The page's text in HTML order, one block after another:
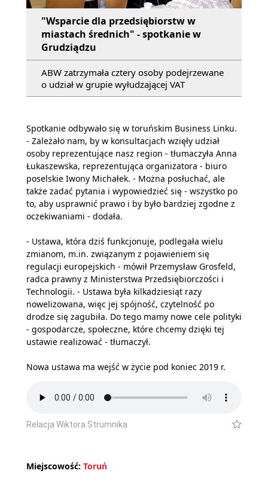
"Wsparcie dla przedsiębiorstw w
miastach średnich" - spotkanie w
Grudziądzu
ABW zatrzymała cztery osoby podejrzewane
o udział w grupie wyłudzającej VAT
Spotkanie odbywało się w toruńskim Business Linku.
- Zależało nam, by w konsultacjach wzięły udział
osoby reprezentujące nasz region - tłumaczyła Anna
Łukaszewska, reprezentująca organizatora - biuro
poselskie Iwony Michałek. - Można posłuchać, ale
także zadać pytania i wypowiedzieć się - wszystko po
to, aby usprawnić prawo i by było bardziej zgodne z
oczekiwaniami - dodała.
- Ustawa, która dziś funkcjonuje, podlegała wielu
zmianom, m.in. związanym z pojawieniem się
regulacji europejskich - mówił Przemysław Grosfeld,
radca prawny z Ministerstwa Przedsiębiorczości i
Technologii. - Ustawa była kilkadziesiąt razy
nowelizowana, więc jej spójność, czytelność po
drodze się zagubiła. Do tego mamy nowe cele polityki
- gospodarcze, społeczne, które chcemy dzięki tej
ustawie realizować - tłumaczył.
Nowa ustawa ma wejść w życie pod koniec 2019 r.
Relacja Wiktora Strumnika
Miejscowość: Toruń